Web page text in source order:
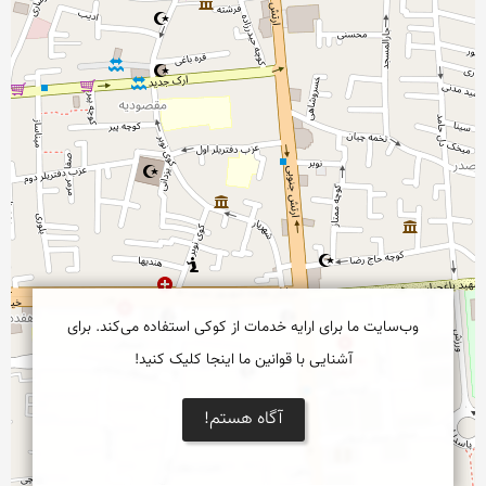
وب‌سایت ما برای ارایه خدمات از کوکی استفاده می‌کند. برای
آشنایی با قوانین ما اینجا کلیک کنید!
آگاه هستم!